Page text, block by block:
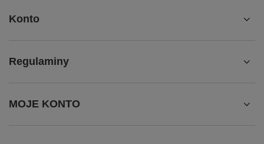
Konto
Regulaminy
MOJE KONTO